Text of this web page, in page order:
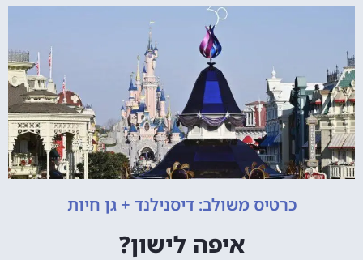
כרטיס משולב: דיסנילנד + גן חיות
איפה לישון?